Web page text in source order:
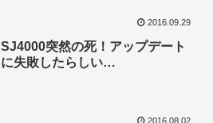
2016.09.29
SJ4000突然の死！アップデート
に失敗したらしい…
2016.08.02